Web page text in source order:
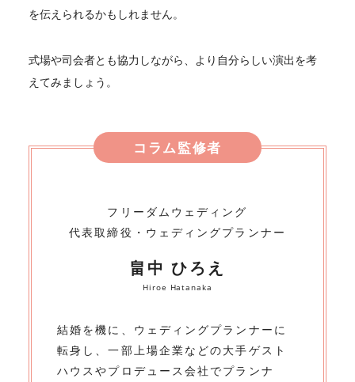
を伝えられるかもしれません。
式場や司会者とも協力しながら、より自分らしい演出を考
えてみましょう。
コラム監修者
フリーダムウェディング
代表取締役・ウェディングプランナー
畠中 ひろえ
Hiroe Hatanaka
結婚を機に、ウェディングプランナーに
転身し、一部上場企業などの大手ゲスト
ハウスやプロデュース会社でプランナ